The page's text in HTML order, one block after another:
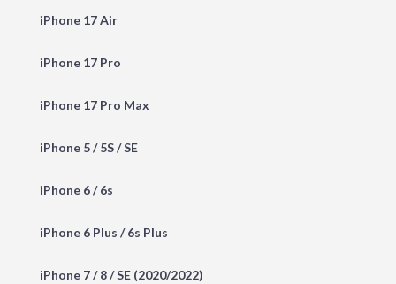
iPhone 17 Air
iPhone 17 Pro
iPhone 17 Pro Max
iPhone 5 / 5S / SE
iPhone 6 / 6s
iPhone 6 Plus / 6s Plus
iPhone 7 / 8 / SE (2020/2022)